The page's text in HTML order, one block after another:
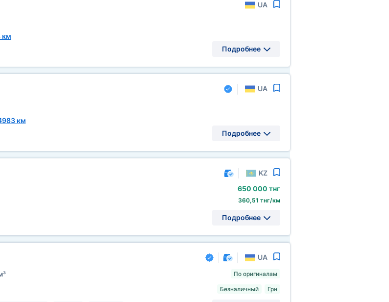
UA
км
Подробнее
UA
км
Подробнее
KZ
650 000 тнг
360,51 тнг/км
Подробнее
UA
По оригиналам
Безналичный Грн